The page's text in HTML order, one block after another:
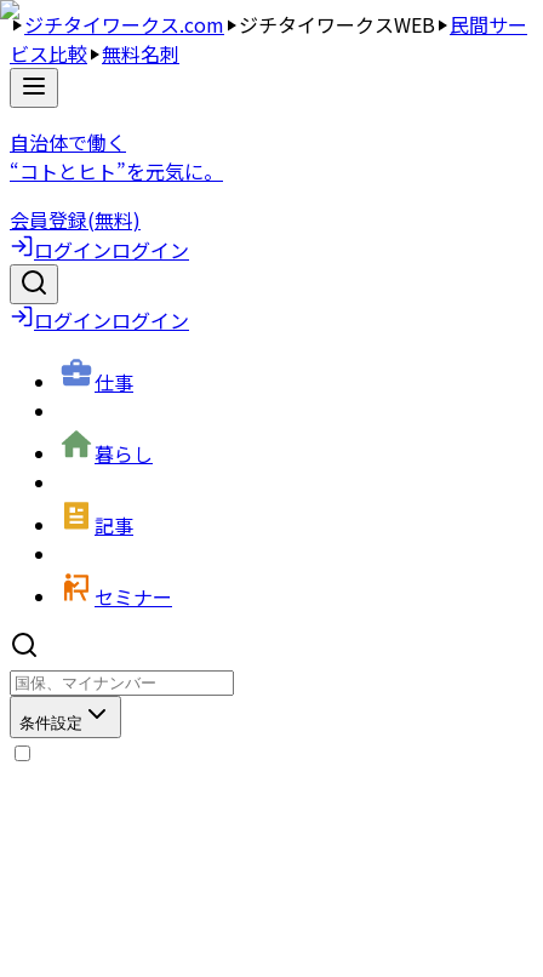
ジチタイワークス.com ジチタイワークスWEB 民間サー
ビス比較 無料名刺
自治体で働く
“コトとヒト”を元気に。
会員登録(無料)
ログインログイン
ログインログイン
仕事
暮らし
記事
セミナー
条件設定